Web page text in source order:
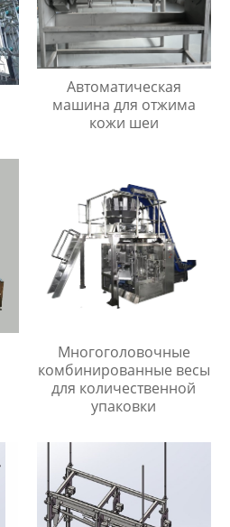
Автоматическая
машина для отжима
кожи шеи
Многоголовочные
комбинированные весы
для количественной
упаковки